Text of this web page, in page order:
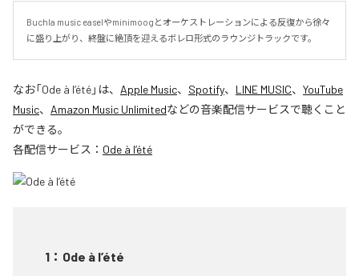
Buchla music easelやminimoogとオーケストレーションによる反復から徐々
に盛り上がり、終盤に絶頂を迎えるボレロ形式のラウンジトラックです。
なお「Ode à l’été」は、 Apple Music、 Spotify、 LINE MUSIC、 YouTube
Music、 Amazon Music Unlimitedなどの音楽配信サービスで聴くこと
ができる。
各配信サービス： Ode à l’été
1 ： Ode à l’été